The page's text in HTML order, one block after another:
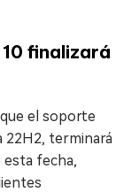
finalizará
el soporte
22H2, terminará
esta fecha,